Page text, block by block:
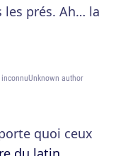
les prés. Ah… la
author
quoi ceux